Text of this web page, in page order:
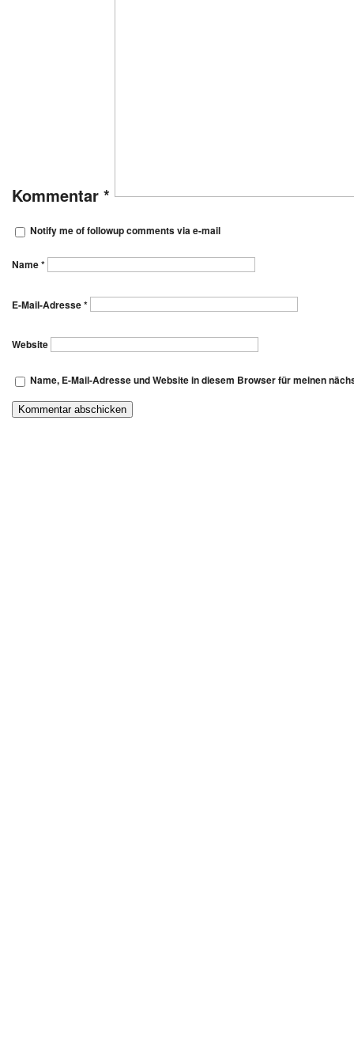
Kommentar *
Notify me of followup comments via e-mail
Name*
E-Mail-Adresse*
Website
Name, E-Mail-Adresse und Website in diesem Browser für meinen